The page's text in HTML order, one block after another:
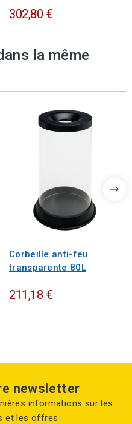
302,80 €
la même
Corbeille anti-feu
transparente 80L
211,18 €
newsletter
informations sur les
et les offres